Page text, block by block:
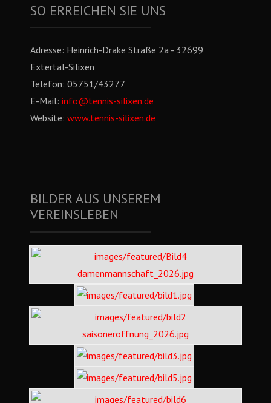
SO ERREICHEN SIE UNS
Adresse: Heinrich-Drake Straße 2a - 32699
Extertal-Silixen
Telefon: 05751/43277
E-Mail: info@tennis-silixen.de
Website: www.tennis-silixen.de
BILDER AUS UNSEREM
VEREINSLEBEN